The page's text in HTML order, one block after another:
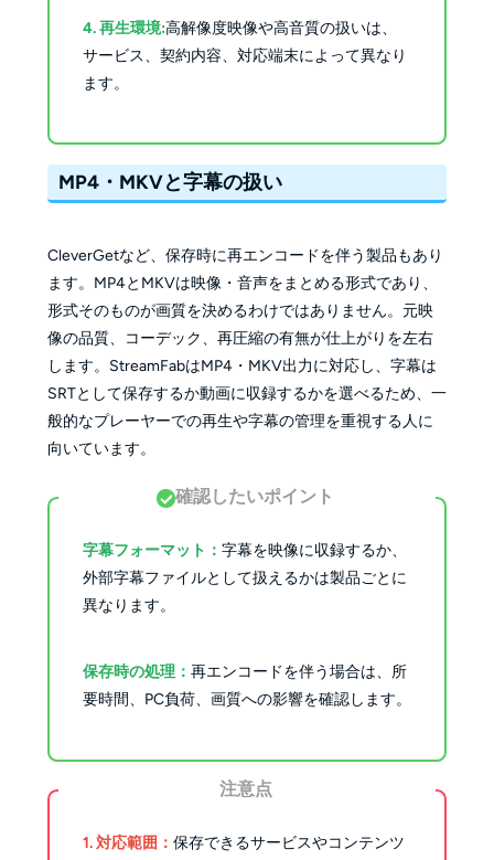
4. 再生環境:高解像度映像や高音質の扱いは、
サービス、契約内容、対応端末によって異なり
ます。
MP4・MKVと字幕の扱い
CleverGetなど、保存時に再エンコードを伴う製品もあり
ます。MP4とMKVは映像・音声をまとめる形式であり、
形式そのものが画質を決めるわけではありません。元映
像の品質、コーデック、再圧縮の有無が仕上がりを左右
します。StreamFabはMP4・MKV出力に対応し、字幕は
SRTとして保存するか動画に収録するかを選べるため、一
般的なプレーヤーでの再生や字幕の管理を重視する人に
向いています。
確認したいポイント
字幕フォーマット： 字幕を映像に収録するか、
外部字幕ファイルとして扱えるかは製品ごとに
異なります。
保存時の処理： 再エンコードを伴う場合は、所
要時間、PC負荷、画質への影響を確認します。
注意点
1. 対応範囲： 保存できるサービスやコンテンツ